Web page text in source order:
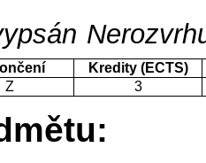
Kredity (ECTS)
Z 3